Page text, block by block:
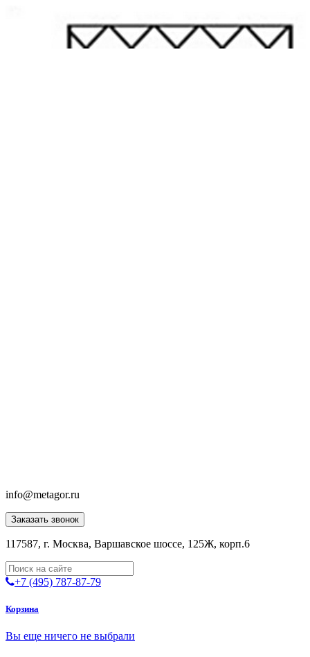
info@metagor.ru
Заказать звонок
117587, г. Москва, Варшавское шоссе, 125Ж, корп.6
+7 (495) 787-87-79
Корзина
Вы еще ничего не выбрали